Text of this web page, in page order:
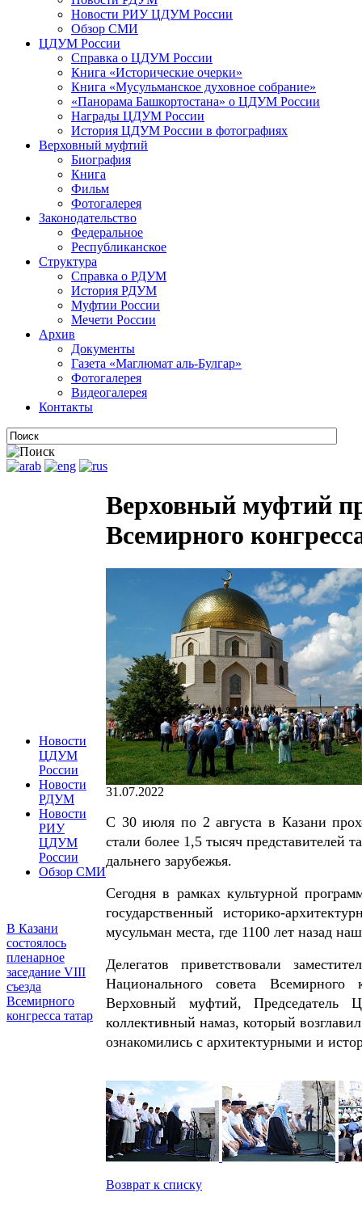
Новости РИУ ЦДУМ России
Обзор СМИ
ЦДУМ России
Справка о ЦДУМ России
Книга «Исторические очерки»
Книга «Мусульманское духовное собрание»
«Панорама Башкортостана» о ЦДУМ России
Награды ЦДУМ России
История ЦДУМ России в фотографиях
Верховный муфтий
Биография
Книга
Фильм
Фотогалерея
Законодательство
Федеральное
Республиканское
Структура
Справка о РДУМ
История РДУМ
Муфтии России
Мечети России
Архив
Документы
Газета «Маглюмат аль-Булгар»
Фотогалерея
Видеогалерея
Контакты
Новости
ЦДУМ
России
Новости
РДУМ
Новости
РИУ
ЦДУМ
России
Обзор СМИ
В Казани
состоялось
пленарное
заседание VIII
съезда
Всемирного
конгресса татар
Верховный муфтий
Всемирного
31.07.2022
С 30 июля по 2 августа в Казани
стали более 1,5 тысяч представителей
дальнего зарубежья.
Сегодня в рамках культурной
государственный историко-
мусульман места, где 1100 лет назад
Делегатов приветствовали
Национального совета
Верховный муфтий, Председатель
коллективный намаз, который
ознакомились с архитектурными и
Возврат к списку